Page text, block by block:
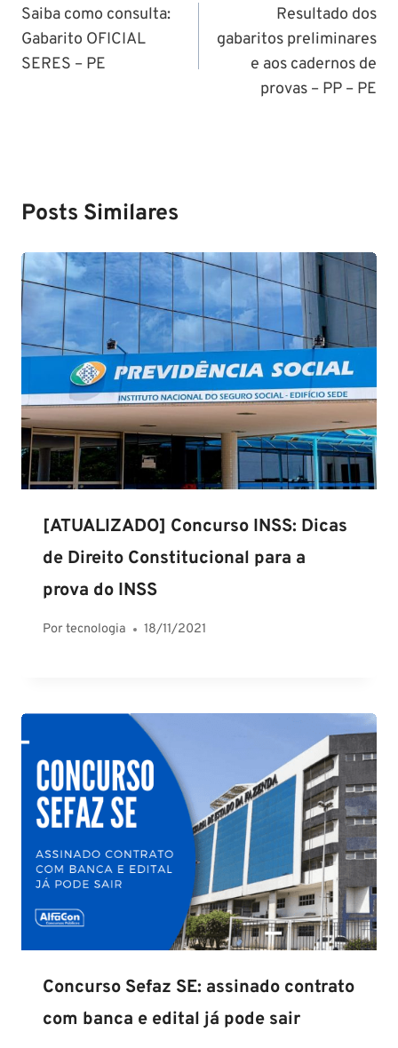
de
Post
Saiba como consulta:
Gabarito OFICIAL
SERES – PE
Resultado dos
gabaritos preliminares
e aos cadernos de
provas – PP – PE
Posts Similares
[ATUALIZADO] Concurso INSS: Dicas
de Direito Constitucional para a
prova do INSS
Portecnologia 18/11/2021
Concurso Sefaz SE: assinado contrato
com banca e edital já pode sair